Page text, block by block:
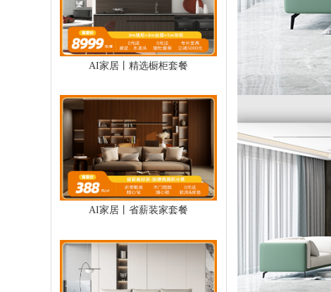
AI家居丨精选橱柜套餐
AI家居丨省薪装家套餐